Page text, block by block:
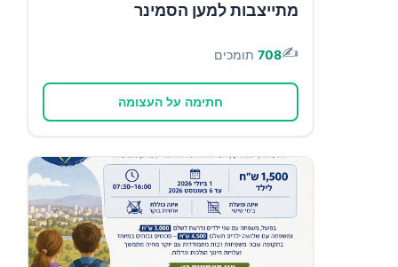
מתייצבות למען הסמינר
✍️
708 תומכים
חתימה על העצומה